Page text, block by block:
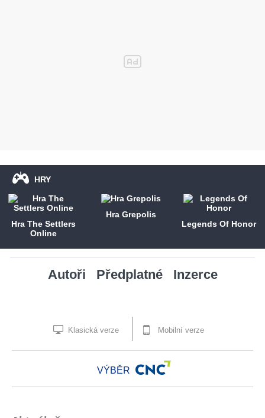
HRY
Hra The Settlers
Online
Hra Grepolis
Legends Of Honor
Autoři Předplatné Inzerce
Klasická verze Mobilní verze
VÝBĚR